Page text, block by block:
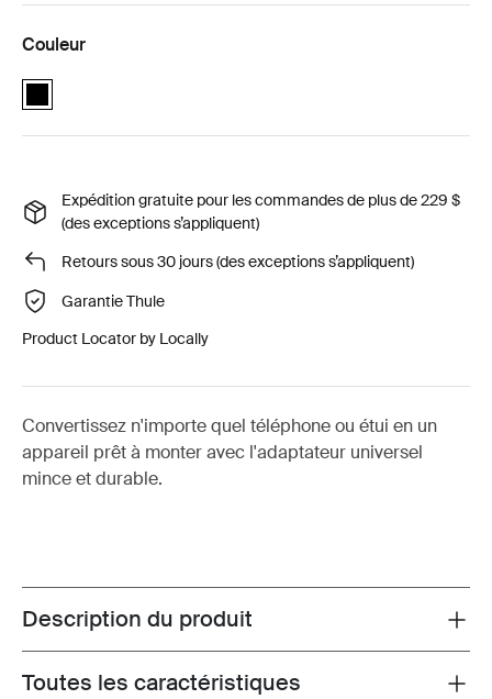
Couleur
Quad Lock™ universal adaptor Noir (selected)
Expédition gratuite pour les commandes de plus de 229 $
(des exceptions s’appliquent)
Retours sous 30 jours (des exceptions s’appliquent)
Garantie Thule
Product Locator by Locally
Convertissez n'importe quel téléphone ou étui en un
appareil prêt à monter avec l'adaptateur universel
mince et durable.
Toggle overview
Description du produit
Toggle features
Toutes les caractéristiques